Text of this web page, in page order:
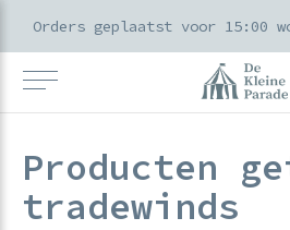
Producten
tradewinds